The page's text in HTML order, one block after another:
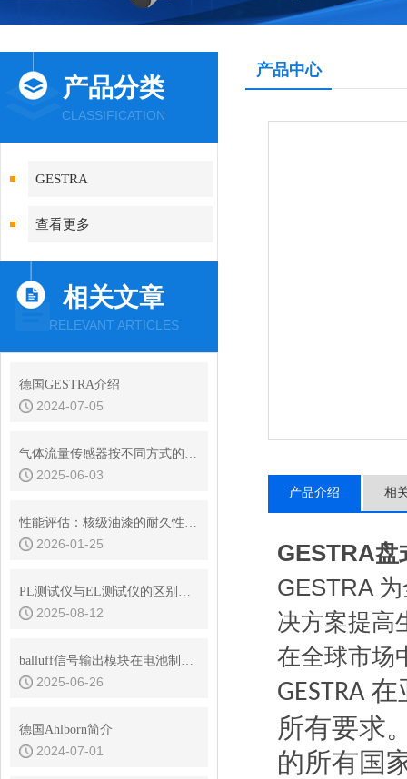
产品分类
CLASSIFICATION
GESTRA
查看更多
相关文章
RELEVANT ARTICLES
德国GESTRA介绍
2024-07-05
气体流量传感器按不同方式的种类说明
2025-06-03
性能评估：核级油漆的耐久性与环境适应性
2026-01-25
PL测试仪与EL测试仪的区别是什么
2025-08-12
balluff信号输出模块在电池制造业中的应用
2025-06-26
德国Ahlborn简介
2024-07-01
产品中心
产品介绍 相
GESTRA盘
GESTRA
决方案提高
在全球市场
GESTRA 在
所有要求
的所有国